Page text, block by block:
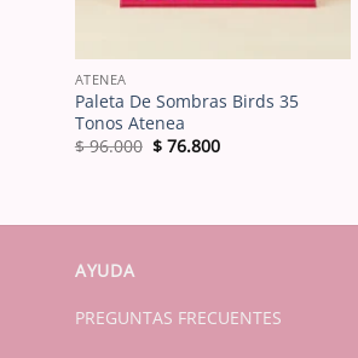
ATENEA
Paleta De Sombras Birds 35
Tonos Atenea
$96.000 El
$ 76.800El
AYUDA
PREGUNTAS FRECUENTES